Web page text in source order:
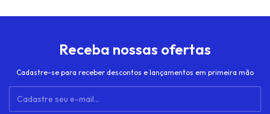
Receba nossas ofertas
Cadastre-se para receber descontos e lançamentos em primeira mão